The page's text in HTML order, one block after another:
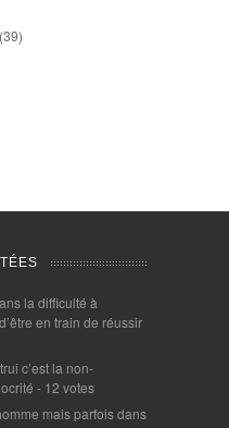
(39)
la difficulté à
en train de réussir
c’est la non-
- 12 votes
mais parfois dans